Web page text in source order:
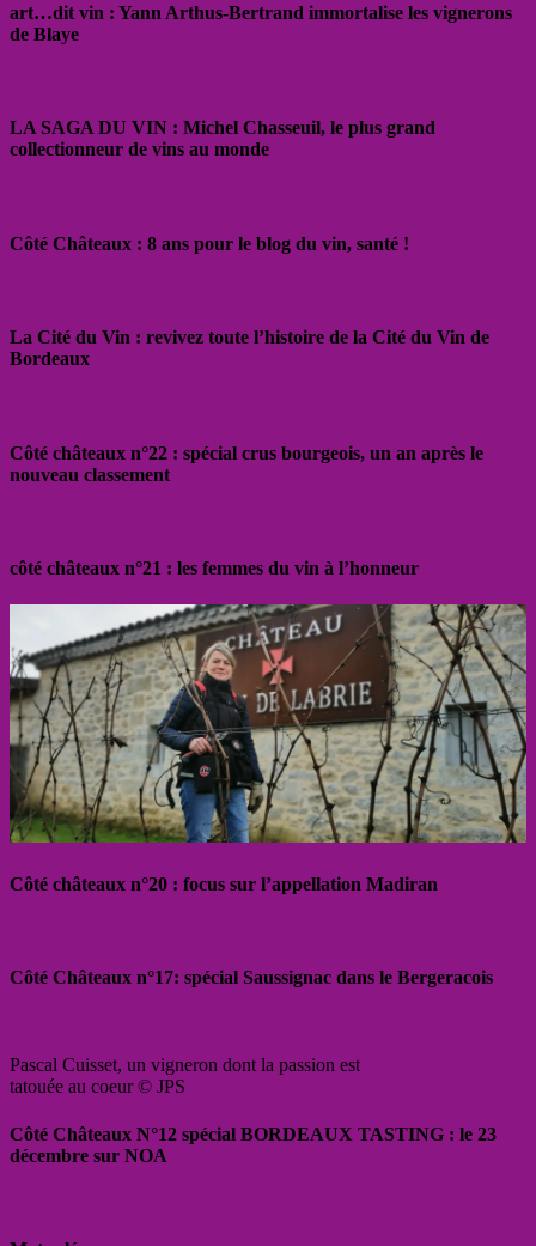
art…dit vin : Yann Arthus-Bertrand immortalise les vignerons
de Blaye
LA SAGA DU VIN : Michel Chasseuil, le plus grand
collectionneur de vins au monde
Côté Châteaux : 8 ans pour le blog du vin, santé !
La Cité du Vin : revivez toute l’histoire de la Cité du Vin de
Bordeaux
Côté châteaux n°22 : spécial crus bourgeois, un an après le
nouveau classement
côté châteaux n°21 : les femmes du vin à l’honneur
Côté châteaux n°20 : focus sur l’appellation Madiran
Côté Châteaux n°17: spécial Saussignac dans le Bergeracois
Pascal Cuisset, un vigneron dont la passion est
tatouée au coeur © JPS
Côté Châteaux N°12 spécial BORDEAUX TASTING : le 23
décembre sur NOA